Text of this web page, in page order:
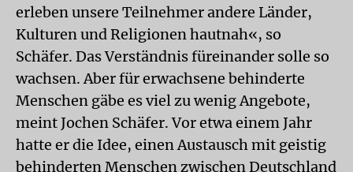
erleben unsere Teilnehmer andere Länder,
Kulturen und Religionen hautnah«, so
Schäfer. Das Verständnis füreinander solle so
wachsen. Aber für erwachsene behinderte
Menschen gäbe es viel zu wenig Angebote,
meint Jochen Schäfer. Vor etwa einem Jahr
hatte er die Idee, einen Austausch mit geistig
behinderten Menschen zwischen Deutschland